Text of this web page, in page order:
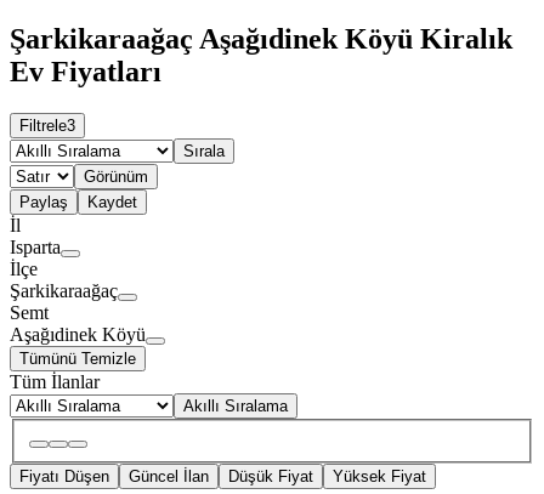
Şarkikaraağaç Aşağıdinek Köyü Kiralık
Ev Fiyatları
Filtrele3
Sırala
Görünüm
Paylaş
Kaydet
İl
Isparta
İlçe
Şarkikaraağaç
Semt
Aşağıdinek Köyü
Tümünü Temizle
Tüm İlanlar
Akıllı Sıralama
Fiyatı Düşen Güncel İlan Düşük Fiyat Yüksek Fiyat